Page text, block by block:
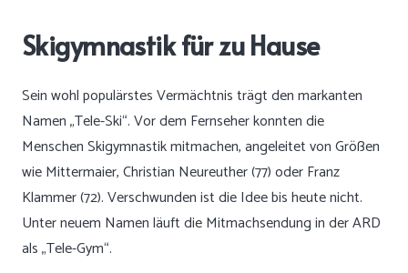
Skigymnastik für zu Hause
Sein wohl populärstes Vermächtnis trägt den markanten
Namen „Tele-Ski“. Vor dem Fernseher konnten die
Menschen Skigymnastik mitmachen, angeleitet von Größen
wie Mittermaier, Christian Neureuther (77) oder Franz
Klammer (72). Verschwunden ist die Idee bis heute nicht.
Unter neuem Namen läuft die Mitmachsendung in der ARD
als „Tele-Gym“.